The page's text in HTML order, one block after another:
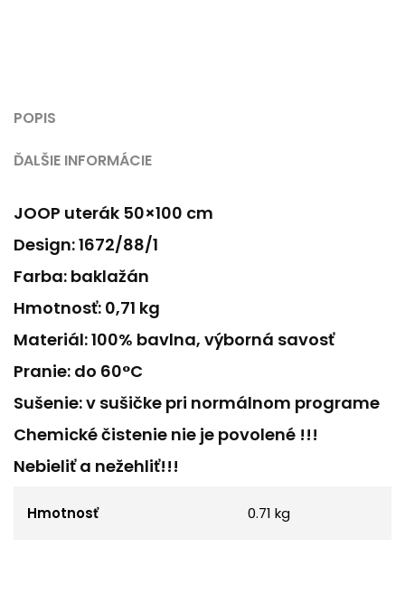
POPIS
ĎALŠIE INFORMÁCIE
JOOP uterák 50×100 cm
Design: 1672/88/1
Farba: baklažán
Hmotnosť: 0,71 kg
Materiál: 100% bavlna, výborná savosť
Pranie: do 60°C
Sušenie: v sušičke pri normálnom programe
Chemické čistenie nie je povolené !!!
Nebieliť a nežehliť!!!
Hmotnosť 0.71 kg